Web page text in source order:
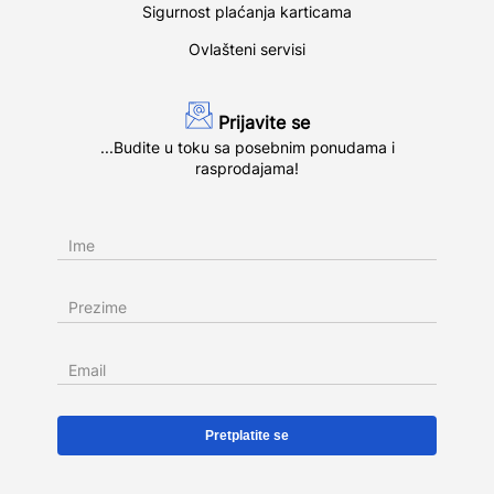
Sigurnost plaćanja karticama
Ovlašteni servisi
Prijavite se
...Budite u toku sa posebnim ponudama i
rasprodajama!
Ime
Prezime
Email